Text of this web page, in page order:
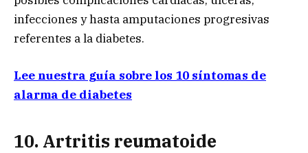
infecciones y hasta amputaciones progresivas
referentes a la diabetes.
Lee nuestra guía sobre los 10 síntomas de
alarma de diabetes
10. Artritis reumatoide